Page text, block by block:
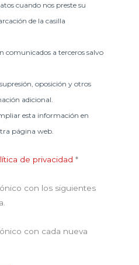
cuando nos preste su
de la casilla
comunicados a terceros salvo
oposición y otros
adicional.
esta información en
página web.
de privacidad *
con los siguientes
con cada nueva